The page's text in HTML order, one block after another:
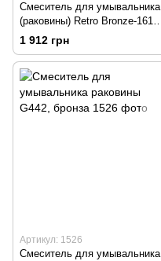
Смеситель для умывальника
(раковины) Retro Bronze-161
бронзовый
1 912 грн
Артикул: 1526
Смеситель для умывальника